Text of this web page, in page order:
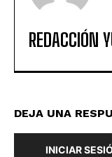
REDACCIÓN
DEJA UNA
INICIAR